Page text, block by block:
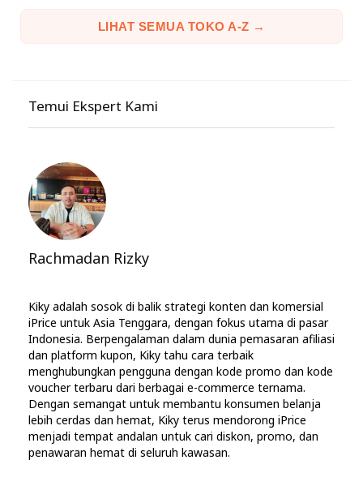
LIHAT SEMUA TOKO A-Z →
Temui Ekspert Kami
Rachmadan Rizky
Kiky adalah sosok di balik strategi konten dan komersial
iPrice untuk Asia Tenggara, dengan fokus utama di pasar
Indonesia. Berpengalaman dalam dunia pemasaran afiliasi
dan platform kupon, Kiky tahu cara terbaik
menghubungkan pengguna dengan kode promo dan kode
voucher terbaru dari berbagai e-commerce ternama.
Dengan semangat untuk membantu konsumen belanja
lebih cerdas dan hemat, Kiky terus mendorong iPrice
menjadi tempat andalan untuk cari diskon, promo, dan
penawaran hemat di seluruh kawasan.